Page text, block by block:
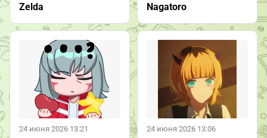
Zelda Nagatoro
24 июня 2026 13:21 24 июня 2026 13:06